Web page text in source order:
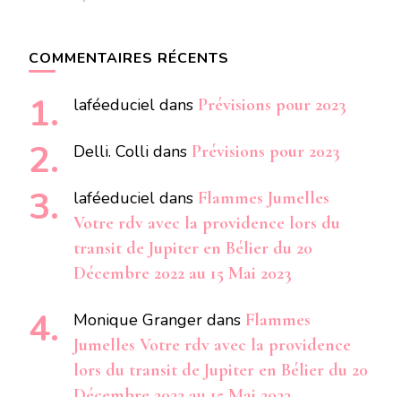
COMMENTAIRES RÉCENTS
laféeduciel dans Prévisions pour 2023
Delli. Colli dans Prévisions pour 2023
laféeduciel dans Flammes Jumelles
Votre rdv avec la providence lors du
transit de Jupiter en Bélier du 20
Décembre 2022 au 15 Mai 2023
Monique Granger dans Flammes
Jumelles Votre rdv avec la providence
lors du transit de Jupiter en Bélier du 20